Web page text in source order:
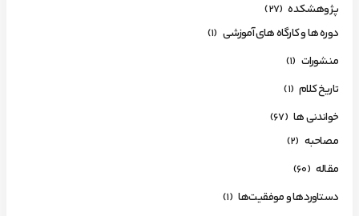
پژوهشکده (27)
دوره ها و کارگاه های آموزشی (1)
منشورات (1)
تاریخ کلام (1)
خواندنی ها (67)
مصاحبه (2)
مقاله (60)
دستاوردها و موفقیت‌ها (1)